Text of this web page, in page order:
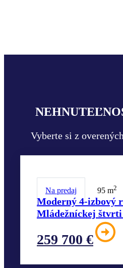
Vyberte si z
Na predaj 95 m2
Moderný 4-izbový
Mládežníckej
259 700 €